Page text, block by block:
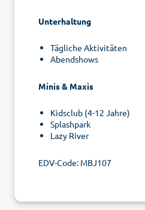
Unterhaltung
Tägliche Aktivitäten
Abendshows
Minis & Maxis
Kidsclub (4-12 Jahre)
Splashpark
Lazy River
EDV-Code: MBJ107